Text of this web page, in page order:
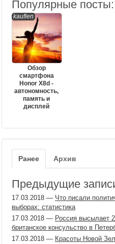
Популярные посты:
kauflen
Обзор
смартфона
Honor X8d -
автономность,
память и
дисплей
Ранее Архив
Предыдущие
17.03.2018 — Что писали
выборах: статистика
17.03.2018 — Россия высылает
британское консульство в
17.03.2018 — Красоты Новой